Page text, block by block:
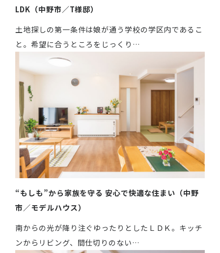
LDK（中野市／T様邸）
土地探しの第一条件は娘が通う学校の学区内であるこ
と。希望に合うところをじっくり…
“もしも”から家族を守る 安心で快適な住まい（中野
市／モデルハウス）
南からの光が降り注ぐゆったりとしたＬＤＫ。キッチ
ンからリビング、間仕切りのない…